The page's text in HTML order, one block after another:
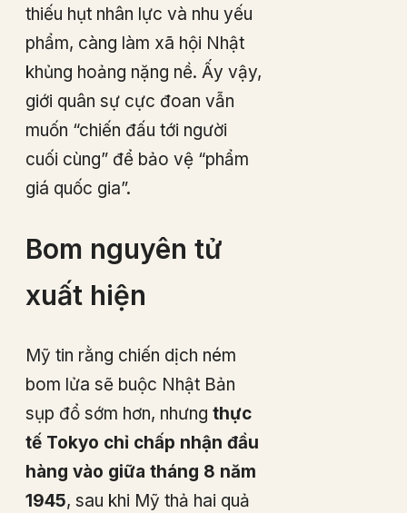
thiếu hụt nhân lực và nhu yếu
phẩm, càng làm xã hội Nhật
khủng hoảng nặng nề. Ấy vậy,
giới quân sự cực đoan vẫn
muốn “chiến đấu tới người
cuối cùng” để bảo vệ “phẩm
giá quốc gia”.
Bom nguyên tử
xuất hiện
Mỹ tin rằng chiến dịch ném
bom lửa sẽ buộc Nhật Bản
sụp đổ sớm hơn, nhưng thực
tế Tokyo chỉ chấp nhận đầu
hàng vào giữa tháng 8 năm
1945, sau khi Mỹ thả hai quả